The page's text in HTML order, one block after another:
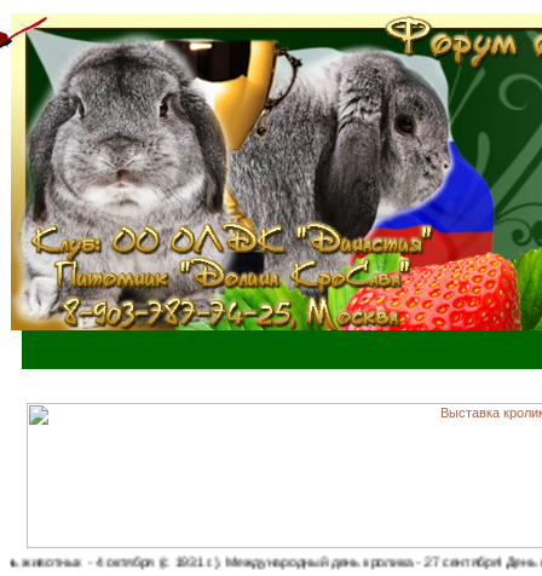
- 4 октября (с 1931 г.). Международный день кролика - 27 сентября! День кошек